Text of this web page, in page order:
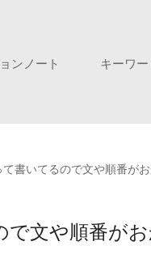
ンノート キーワー
て書いてるので文や順番が
で文や順番が